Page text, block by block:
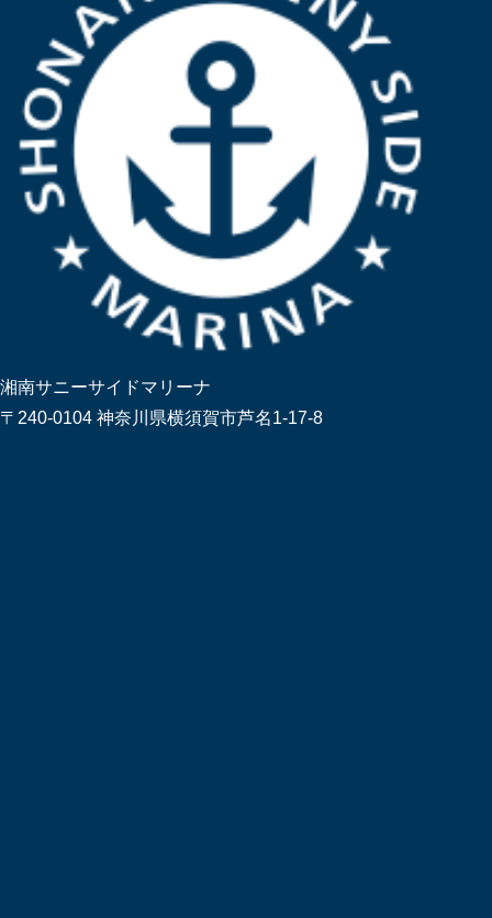
湘南サニーサイドマリーナ
〒240-0104 神奈川県横須賀市芦名1-17-8